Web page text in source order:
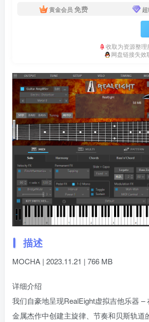
黄金会员 免费
收取为资源整理
网盘链接失
描述
MOCHA | 2023.11.21 | 766 MB
详细介绍
我们自豪地呈现RealEight虚拟吉他乐器 –
金属杰作中创建主旋律、节奏和贝斯轨道